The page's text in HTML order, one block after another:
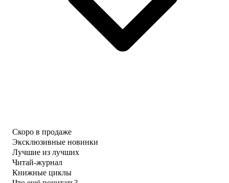
Скоро в продаже
Эксклюзивные новинки
Лучшие из лучших
Читай-журнал
Книжные циклы